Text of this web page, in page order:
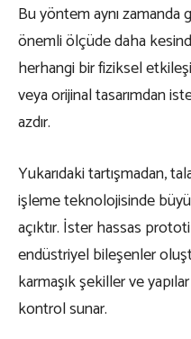
Bu yöntem aynı
önemli ölçüde daha
herhangi bir fiziksel
veya orijinal tasarımdan
azdır.
Yukarıdaki tartışmadan,
işleme teknolojisinde
açıktır. İster hassas
endüstriyel bileşenler
karmaşık şekiller ve
kontrol sunar.